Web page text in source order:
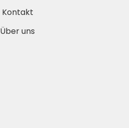
Kontakt
Über uns